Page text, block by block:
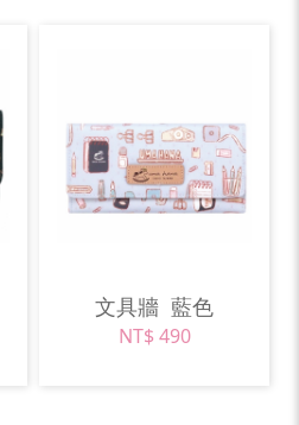
文具牆 藍色
NT$ 490